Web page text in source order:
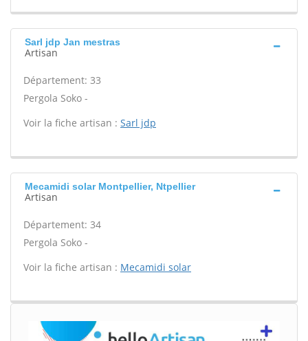
Sarl jdp Jan mestras
Artisan
Département: 33
Pergola Soko -
Voir la fiche artisan : Sarl jdp
Mecamidi solar Montpellier, Ntpellier
Artisan
Département: 34
Pergola Soko -
Voir la fiche artisan : Mecamidi solar